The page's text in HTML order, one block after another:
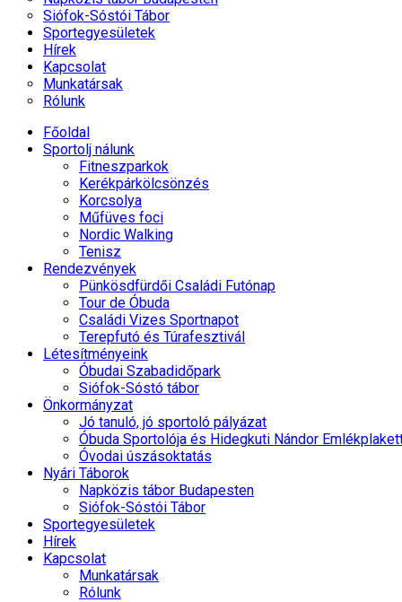
Siófok-Sóstói Tábor
Sportegyesületek
Hírek
Kapcsolat
Munkatársak
Rólunk
Főoldal
Sportolj nálunk
Fitneszparkok
Kerékpárkölcsönzés
Korcsolya
Műfüves foci
Nordic Walking
Tenisz
Rendezvények
Pünkösdfürdői Családi Futónap
Tour de Óbuda
Családi Vizes Sportnapot
Terepfutó és Túrafesztivál
Létesítményeink
Óbudai Szabadidőpark
Siófok-Sóstó tábor
Önkormányzat
Jó tanuló, jó sportoló pályázat
Óbuda Sportolója és Hidegkuti Nándor
Óvodai úszásoktatás
Nyári Táborok
Napközis tábor Budapesten
Siófok-Sóstói Tábor
Sportegyesületek
Hírek
Kapcsolat
Munkatársak
Rólunk